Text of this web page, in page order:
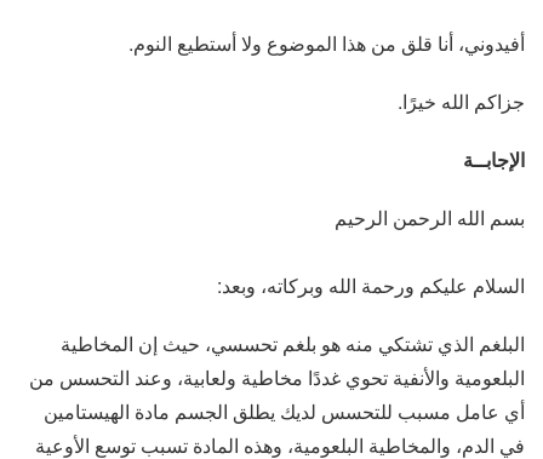
أفيدوني، أنا قلق من هذا الموضوع ولا أستطيع النوم.
جزاكم الله خيرًا.
الإجابــة
بسم الله الرحمن الرحيم
السلام عليكم ورحمة الله وبركاته، وبعد:
البلغم الذي تشتكي منه هو بلغم تحسسي، حيث إن المخاطية
البلعومية والأنفية تحوي غددًا مخاطية ولعابية، وعند التحسس من
أي عامل مسبب للتحسس لديك يطلق الجسم مادة الهيستامين
في الدم، والمخاطية البلعومية، وهذه المادة تسبب توسع الأوعية